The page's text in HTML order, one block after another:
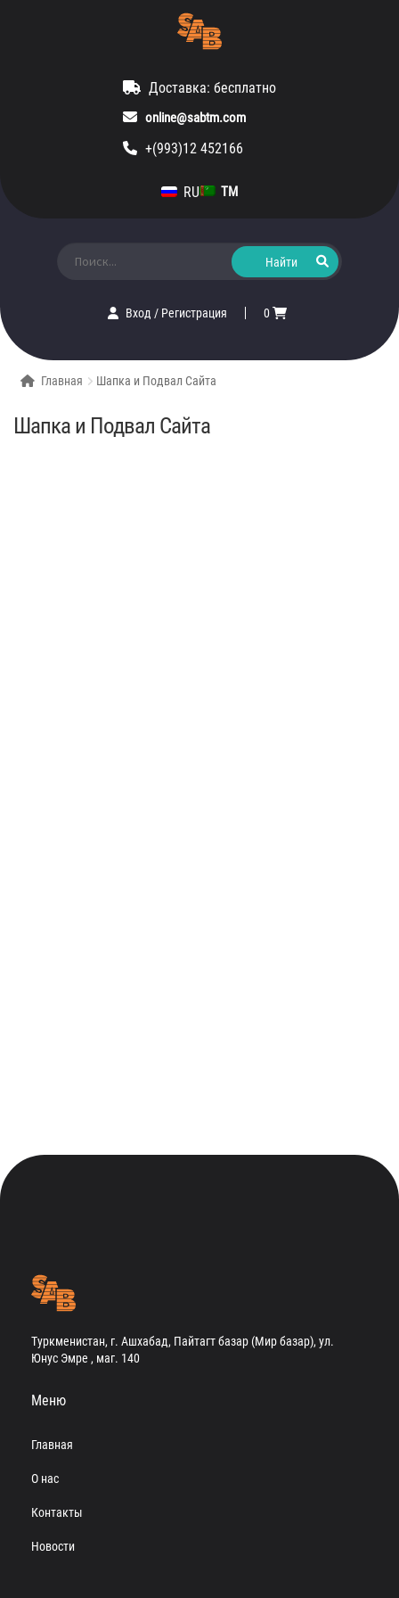
Доставка: бесплатно
online@sabtm.com
+(993)12 452166
RU TM
Вход/ Регистрация 0
Главная Шапка и Подвал Сайта
Шапка и Подвал Сайта
Туркменистан, г. Ашхабад, Пайтагт базар (Мир базар), ул.
Юнус Эмре , маг. 140
Меню
Главная
О нас
Контакты
Новости